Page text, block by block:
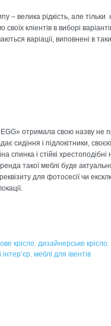
– велика рідкість, але
кліентів в виборі
варіації, виповнені в
отримала свою назву не
сидіння і підлокітники,
спинка і стійкі
такої меблі буде
для фотосесії чи
крісло, дизайнерське крісло,
, меблі для івентів